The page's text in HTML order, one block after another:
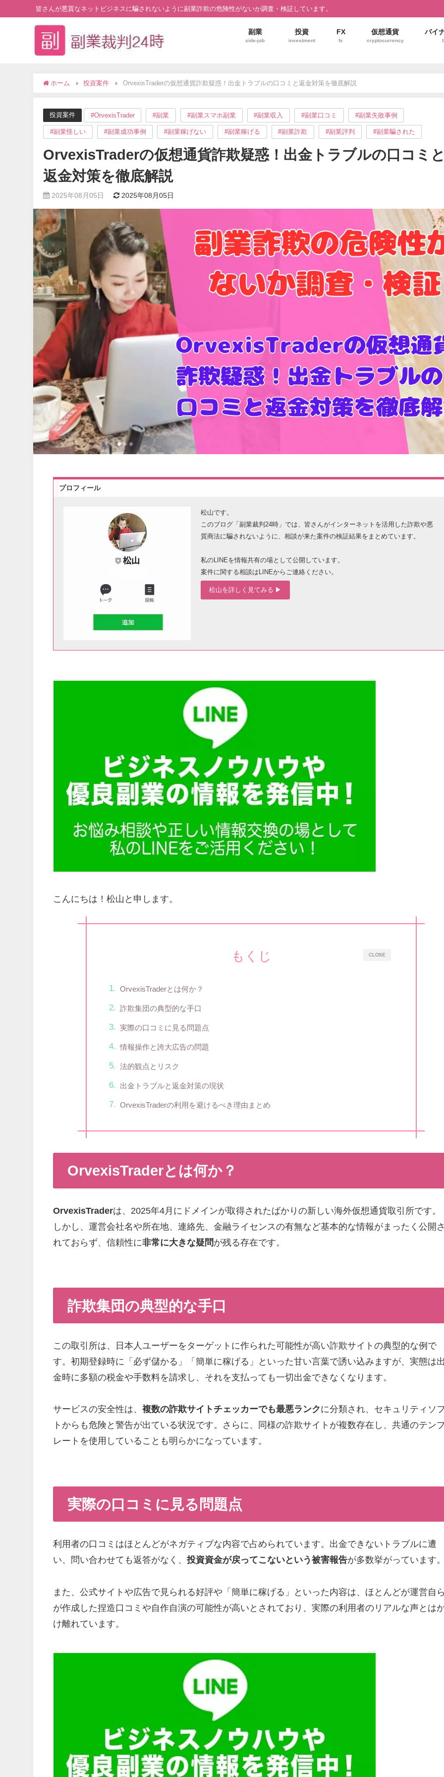
皆さんが悪質なネットビジネスに騙されないように副業詐欺の危険性がないか調査・検証しています。
副業
side-job
投資
investment
FX
fx
仮想通貨
cryptocurrency
バイ
ホーム 投資案件 OrvexisTraderの仮想通貨詐欺疑惑！出金トラブルの口コミと返金対策を徹底解説
投資案件 #OrvexisTrader #副業 #副業スマホ副業 #副業収入 #副業口コミ #副業失敗事例
#副業怪しい #副業成功事例 #副業稼げない #副業稼げる #副業詐欺 #副業評判 #副業騙された
OrvexisTraderの仮想通貨詐欺疑惑！出金トラブルの口コミ
返金対策を徹底解説
2025年08月05日 2025年08月05日
プロフィール
松山です。
このブログ「副業裁判24時」では、皆さんがインターネットを活用した詐欺や悪
質商法に騙されないように、相談が来た案件の検証結果をまとめています。
私のLINEを情報共有の場として公開しています。
案件に関する相談はLINEからご連絡ください。
松山を詳しく見てみる ▶︎
こんにちは！松山と申します。
CLOSE
もくじ
OrvexisTraderとは何か？
詐欺集団の典型的な手口
実際の口コミに見る問題点
情報操作と誇大広告の問題
法的観点とリスク
出金トラブルと返金対策の現状
OrvexisTraderの利用を避けるべき理由まとめ
OrvexisTraderとは何か？
OrvexisTraderは、2025年4月にドメインが取得されたばかりの新しい海外仮想通貨取引所です。
しかし、運営会社名や所在地、連絡先、金融ライセンスの有無など基本的な情報がまったく公開
れておらず、信頼性に非常に大きな疑問が残る存在です。
詐欺集団の典型的な手口
この取引所は、日本人ユーザーをターゲットに作られた可能性が高い詐欺サイトの典型的な例で
す。初期登録時に「必ず儲かる」「簡単に稼げる」といった甘い言葉で誘い込みますが、実態は
金時に多額の税金や手数料を請求し、それを支払っても一切出金できなくなります。
サービスの安全性は、複数の詐欺サイトチェッカーでも最悪ランクに分類され、セキュリティソ
トからも危険と警告が出ている状況です。さらに、同様の詐欺サイトが複数存在し、共通のテン
レートを使用していることも明らかになっています。
実際の口コミに見る問題点
利用者の口コミはほとんどがネガティブな内容で占められています。出金できないトラブルに遭
い、問い合わせても返答がなく、投資資金が戻ってこないという被害報告が多数挙がっています
また、公式サイトや広告で見られる好評や「簡単に稼げる」といった内容は、ほとんどが運営自
が作成した捏造口コミや自作自演の可能性が高いとされており、実際の利用者のリアルな声とは
け離れています。